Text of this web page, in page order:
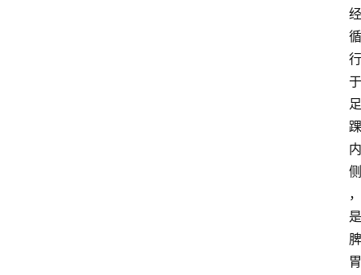
经
循
行
于
足
踝
内
侧
，
是
脾
胃